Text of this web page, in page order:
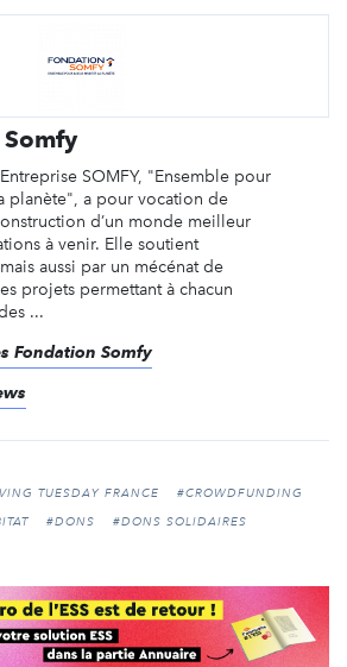
SOMFY, "Ensemble pour
planète", a pour vocation de
d’un monde meilleur
à venir. Elle soutient
aussi par un mécénat de
projets permettant à chacun
...
Fondation Somfy
TUESDAY FRANCE
#CROWDFUNDING
#DONS
#DONS SOLIDAIRES